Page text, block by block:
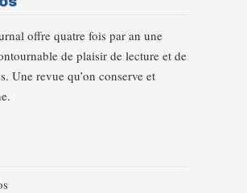
offre quatre fois par an une
de plaisir de lecture et de
Une revue qu’on conserve et